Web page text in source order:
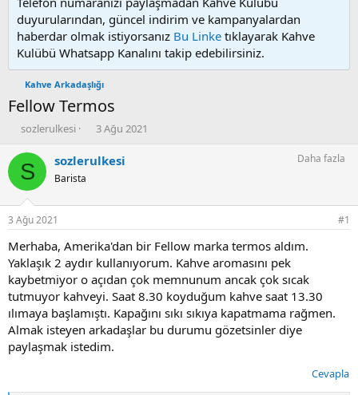
duyurularından, güncel indirim ve kampanyalardan
haberdar olmak istiyorsanız Bu Linke tıklayarak Kahve
Kulübü Whatsapp Kanalını takip edebilirsiniz.
Kahve Arkadaşlığı
Fellow Termos
K
n
u
u
b
a
ş
l
a
t
a
n
sozlerulkesi
B
ş
ı
ç
t
a
r
i
h
i
3 Ağu 2021
S sozlerulkesi
Barista
Daha fazla
3 Ağu 2021 #1
Merhaba, Amerika'dan bir Fellow marka termos aldım.
Yaklaşık 2 aydır kullanıyorum. Kahve aromasını pek
kaybetmiyor o açıdan çok memnunum ancak çok sıcak
tutmuyor kahveyi. Saat 8.30 koyduğum kahve saat 13.30
ılımaya başlamıştı. Kapağını sıkı sıkıya kapatmama rağmen.
Almak isteyen arkadaşlar bu durumu gözetsinler diye
paylaşmak istedim.
Cevapla